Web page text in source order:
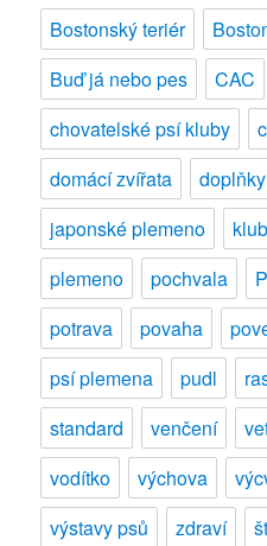
Bostonský teriér
Buď já nebo pes
CAC
chovatelské psí kluby
domácí zvířata
doplňky
japonské plemeno
klub
plemeno
pochvala
potrava
povaha
psí plemena
pudl
standard
venčení
vodítko
výchova
výstavy psů
zdraví